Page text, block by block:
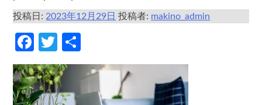
投稿日: 2023年12月29日 投稿者: makino_admin
Facebook
Twitter
有